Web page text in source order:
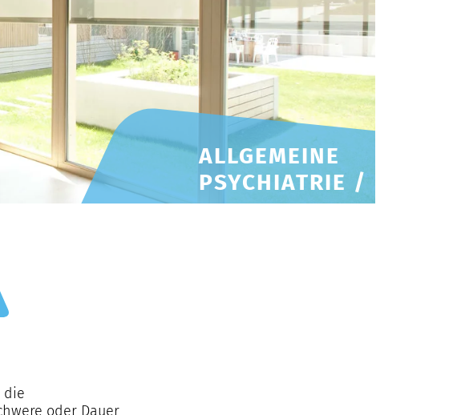
ALLGEMEINE
PSYCHIATRIE /
die
oder Dauer